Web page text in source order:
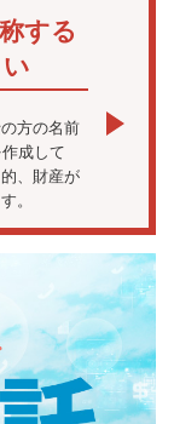
する
方の名前
成して
、財産が
。